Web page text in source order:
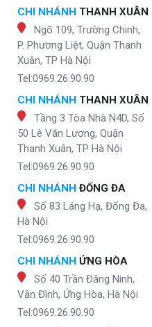
CHI NHÁNH THANH XUÂN
Ngõ 109, Trường Chinh,
P. Phương Liệt, Quận Thanh
Xuân, TP Hà Nội
Tel:0969.26.90.90
CHI NHÁNH THANH XUÂN
Tầng 3 Tòa Nhà N4D, Số
50 Lê Văn Lương, Quận
Thanh Xuân, TP Hà Nội
Tel:0969.26.90.90
CHI NHÁNH ĐỐNG ĐA
Số 83 Láng Hạ, Đống Đa,
Hà Nội
Tel:0969.26.90.90
CHI NHÁNH ỨNG HÒA
Số 40 Trần Đăng Ninh,
Vân Đình, Ứng Hòa, Hà Nội
Tel:0969.26.90.90